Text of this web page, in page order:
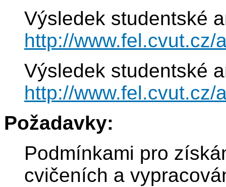
Výsledek studentské
http://www.fel.cvut.cz/
Výsledek studentské
http://www.fel.cvut.cz/
Požadavky:
Podmínkami pro
cvičeních a